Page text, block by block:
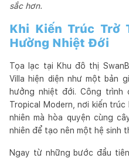
sắc hơn.
Khi Kiến Trúc Trở
Hưởng Nhiệt Đới
Tọa lạc tại Khu đô thị
Villa hiện diện như một bản
hưởng nhiệt đới. Công
Tropical Modern, nơi kiến
nhiên mà hòa quyện cùng
nhiên để tạo nên một hệ sinh
Ngay từ những bước đầu